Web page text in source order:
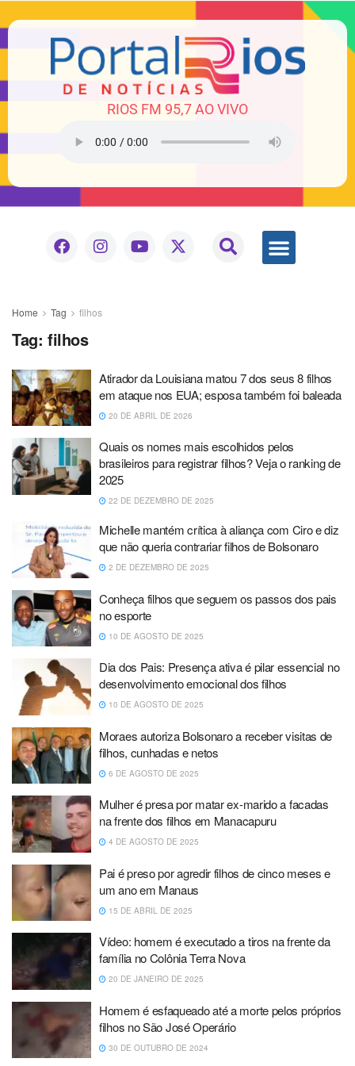
RIOS FM 95,7 AO VIVO
Home Tag filhos
Tag: filhos
Atirador da Louisiana matou 7 dos seus 8 filhos
em ataque nos EUA; esposa também foi baleada
20 DE ABRIL DE 2026
Quais os nomes mais escolhidos pelos
brasileiros para registrar filhos? Veja o ranking de
2025
22 DE DEZEMBRO DE 2025
Michelle mantém crítica à aliança com Ciro e diz
que não queria contrariar filhos de Bolsonaro
2 DE DEZEMBRO DE 2025
Conheça filhos que seguem os passos dos pais
no esporte
10 DE AGOSTO DE 2025
Dia dos Pais: Presença ativa é pilar essencial no
desenvolvimento emocional dos filhos
10 DE AGOSTO DE 2025
Moraes autoriza Bolsonaro a receber visitas de
filhos, cunhadas e netos
6 DE AGOSTO DE 2025
Mulher é presa por matar ex-marido a facadas
na frente dos filhos em Manacapuru
4 DE AGOSTO DE 2025
Pai é preso por agredir filhos de cinco meses e
um ano em Manaus
15 DE ABRIL DE 2025
Vídeo: homem é executado a tiros na frente da
família no Colônia Terra Nova
20 DE JANEIRO DE 2025
Homem é esfaqueado até a morte pelos próprios
filhos no São José Operário
30 DE OUTUBRO DE 2024